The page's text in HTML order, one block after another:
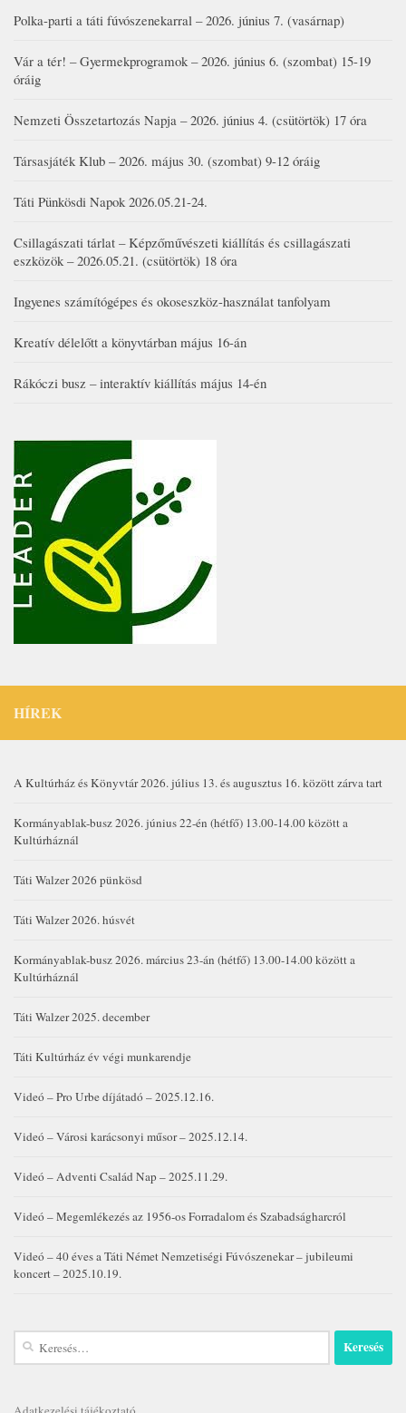
Polka-parti a táti fúvószenekarral – 2026. június 7. (vasárnap)
Vár a tér! – Gyermekprogramok – 2026. június 6. (szombat) 15-19
óráig
Nemzeti Összetartozás Napja – 2026. június 4. (csütörtök) 17 óra
Társasjáték Klub – 2026. május 30. (szombat) 9-12 óráig
Táti Pünkösdi Napok 2026.05.21-24.
Csillagászati tárlat – Képzőművészeti kiállítás és csillagászati
eszközök – 2026.05.21. (csütörtök) 18 óra
Ingyenes számítógépes és okoseszköz-használat tanfolyam
Kreatív délelőtt a könyvtárban május 16-án
Rákóczi busz – interaktív kiállítás május 14-én
HÍREK
A Kultúrház és Könyvtár 2026. július 13. és augusztus 16. között zárva tart
Kormányablak-busz 2026. június 22-én (hétfő) 13.00-14.00 között a
Kultúrháznál
Táti Walzer 2026 pünkösd
Táti Walzer 2026. húsvét
Kormányablak-busz 2026. március 23-án (hétfő) 13.00-14.00 között a
Kultúrháznál
Táti Walzer 2025. december
Táti Kultúrház év végi munkarendje
Videó – Pro Urbe díjátadó – 2025.12.16.
Videó – Városi karácsonyi műsor – 2025.12.14.
Videó – Adventi Család Nap – 2025.11.29.
Videó – Megemlékezés az 1956-os Forradalom és Szabadságharcról
Videó – 40 éves a Táti Német Nemzetiségi Fúvószenekar – jubileumi
koncert – 2025.10.19.
Keresés: